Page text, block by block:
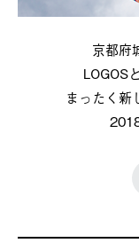
京都府
LOGOS
まったく新